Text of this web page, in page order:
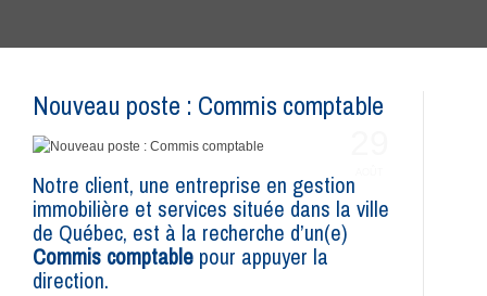
Nouveau poste : Commis comptable
Notre client, une entreprise en gestion
immobilière et services située dans la ville
de Québec, est à la recherche d’un(e)
Commis comptable pour appuyer la
direction.